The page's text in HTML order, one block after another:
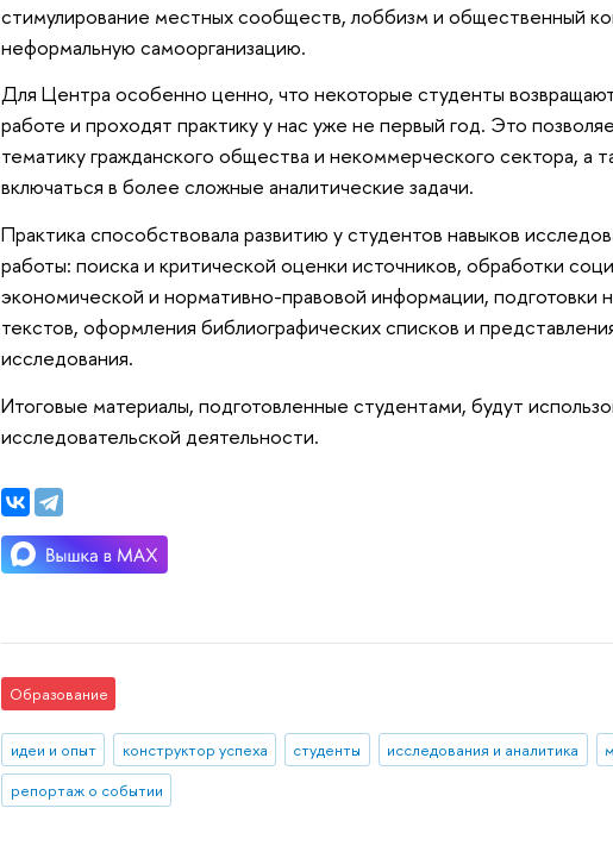
стимулирование местных сообществ, лоббизм и общественный
неформальную самоорганизацию.
Для Центра особенно ценно, что некоторые студенты
работе и проходят практику у нас уже не первый год. Это
тематику гражданского общества и некоммерческого сектора, а
включаться в более сложные аналитические задачи.
Практика способствовала развитию у студентов навыков
работы: поиска и критической оценки источников, обработки
экономической и нормативно-правовой информации, подготовки
текстов, оформления библиографических списков и
исследования.
Итоговые материалы, подготовленные студентами, будут
исследовательской деятельности.
Образование
идеи и опыт конструктор успеха студенты исследования и аналитика
репортаж о событии